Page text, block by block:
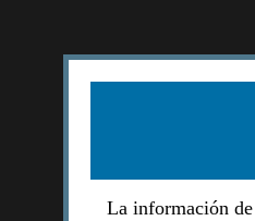
La información